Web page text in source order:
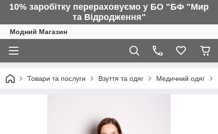
10% заробітку перераховуємо у БО "БФ "Мир
та Відродження"
Модний Магазин
Товари та послуги Взуття та одяг Медичний одяг